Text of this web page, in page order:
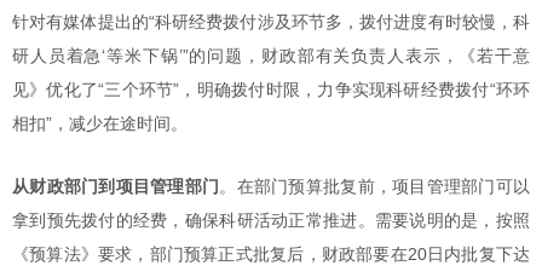
针对有媒体提出的“科研经费拨付涉及环节多，拨付进度有时较慢，科
研人员着急‘等米下锅’”的问题，财政部有关负责人表示，《若干意
见》优化了“三个环节”，明确拨付时限，力争实现科研经费拨付“环环
相扣”，减少在途时间。
从财政部门到项目管理部门。在部门预算批复前，项目管理部门可以
拿到预先拨付的经费，确保科研活动正常推进。需要说明的是，按照
《预算法》要求，部门预算正式批复后，财政部要在20日内批复下达